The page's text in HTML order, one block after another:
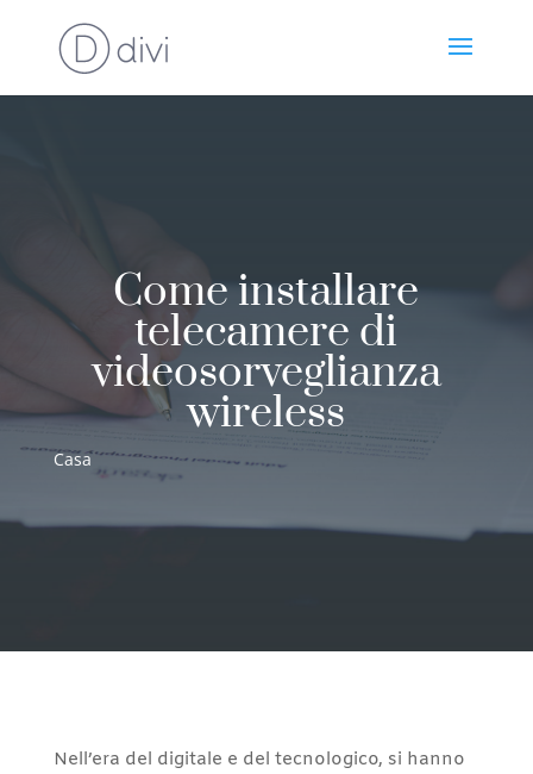
Come installare
telecamere di
videosorveglianza
wireless
Casa
Nell’era del digitale e del tecnologico, si hanno